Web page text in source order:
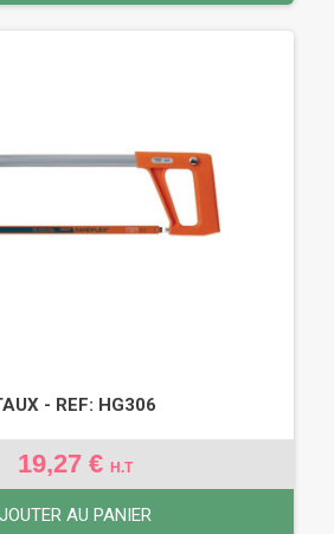
- REF: HG306
19,27 € H.T
AU PANIER